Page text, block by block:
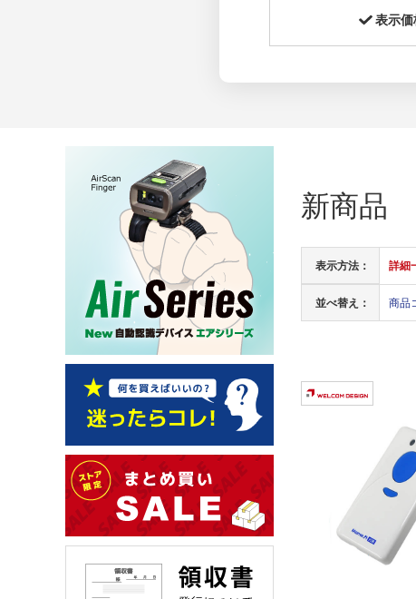
表示価
新商品
表示方法： 詳細
並べ替え： 商品